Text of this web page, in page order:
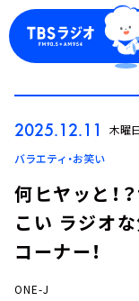
ログイ
2025.12.11 木曜
バラエティ・お笑い
何ヒヤッと！
こい ラジオ
コーナー！
ONE-J